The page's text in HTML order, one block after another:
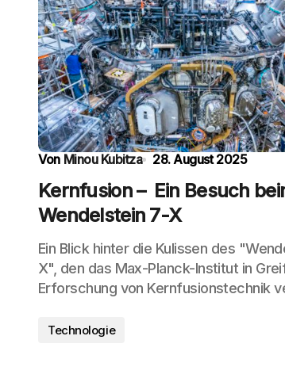
Von Minou Kubitza 28. August 2025
Kernfusion – Ein Besuch
Wendelstein 7-X
Ein Blick hinter die Kulissen des
X", den das Max-Planck-Institut in
Erforschung von Kernfusionstechnik
Technologie